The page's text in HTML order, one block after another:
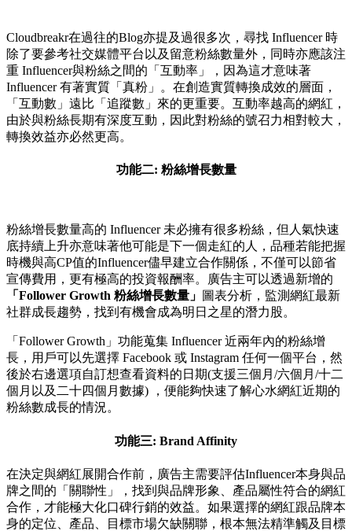
Cloudbreakr在過往的Blog亦提及過很多次，尋找 Influencer 時
除了要參考社交媒體平台以及留意粉絲數量外，同時亦應該注
重 Influencer與粉絲之間的「互動率」，因為這才意味著
Influencer 有著實質「真粉」。在創造實質轉換成效的層面，
「互動數」遠比「追蹤數」來的更重要。互動率越高的網紅，
由於與粉絲長期有深度互動，因此對粉絲的號召力相對較大，
轉換效益亦必然更高。
功能二: 粉絲增長數量
粉絲增長數量高的 Influencer 未必擁有很多粉絲，但人氣快速
底持續上升亦意味著他可能是下一個走紅的人，品種若能把握
時機與高CP值的Influencer儘早建立合作關係，不僅可以節省
宣傳費用，更有極高的投資報酬率。廣告主可以透過新增的
「Follower Growth 粉絲增長數量」 圖表分析，監測網紅最新
社群成長趨勢，找到有機會成為明日之星的潛力股。
「Follower Growth」功能蒐集 Influencer 近兩年內的粉絲增
長，用戶可以先選擇 Facebook 或 Instagram 任何一個平台，然
後於右邊選項自訂想查看資料的日期(支援三個月/六個月/十二
個月以及二十四個月數據) ，便能夠快速了解心水網紅近期的
粉絲數成長的情況。
功能三: Brand Affinity
在決定與網紅展開合作前，廣告主需要評估Influencer本身與品
牌之間的「關聯性」，找到與品牌形象、產品屬性符合的網紅
合作，才能極大化口碑行銷的效益。如果選擇的網紅跟品牌本
身的定位、產品、目標市場欠缺關聯，根本無法精準觸及目標